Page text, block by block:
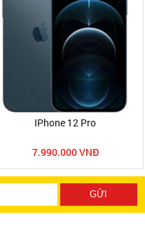
IPhone 12 Pro
7.990.000 VNĐ